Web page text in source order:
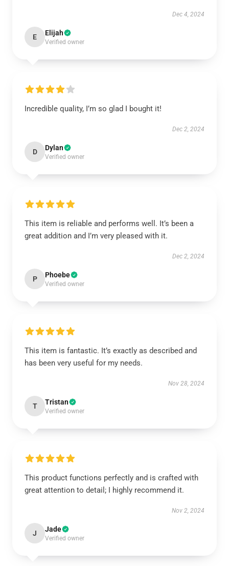
Dec 4, 2024
E Elijah
Verified owner
Incredible quality, I’m so glad I bought it!
Dec 2, 2024
D Dylan
Verified owner
This item is reliable and performs well. It’s been a
great addition and I’m very pleased with it.
Dec 2, 2024
P Phoebe
Verified owner
This item is fantastic. It’s exactly as described and
has been very useful for my needs.
Nov 28, 2024
T Tristan
Verified owner
This product functions perfectly and is crafted with
great attention to detail; I highly recommend it.
Nov 2, 2024
J Jade
Verified owner